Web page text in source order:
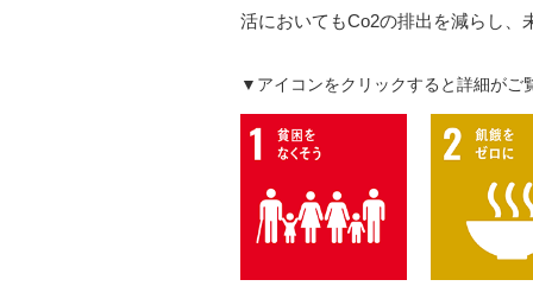
活においてもCo2の排出を減らし、
▼アイコンをクリックすると詳細がご